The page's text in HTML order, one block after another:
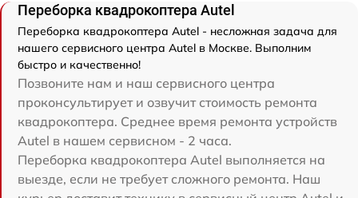
Переборка квадрокоптера Autel
Переборка квадрокоптера Autel - несложная задача для
нашего сервисного центра Autel в Москве. Выполним
быстро и качественно!
Позвоните нам и наш сервисного центра
проконсультирует и озвучит стоимость ремонта
квадрокоптера. Среднее время ремонта устройств
Autel в нашем сервисном - 2 часа.
Переборка квадрокоптера Autel выполняется на
выезде, если не требует сложного ремонта. Наш